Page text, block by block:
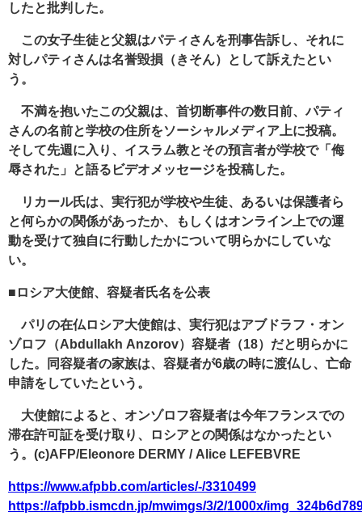
したと批判した。
この女子生徒と父親はパティさんを刑事告訴し、それに
対しパティさんは名誉毀損（きそん）として訴えたとい
う。
不満を抱いたこの父親は、首切断事件の数日前、パティ
さんの名前と学校の住所をソーシャルメディア上に投稿。
そして先週に入り、イスラム教とその預言者が学校で「侮
辱された」と語るビデオメッセージを投稿した。
リカール氏は、実行犯が学校や生徒、あるいは保護者ら
と何らかの関係があったか、もしくはオンライン上での運
動を受けて独自に行動したかについて明らかにしていな
い。
■ロシア大使館、容疑者氏名を公表
パリの在仏ロシア大使館は、実行犯はアブドラフ・オン
ゾロフ（Abdullakh Anzorov）容疑者（18）だと明らかに
した。同容疑者の家族は、容疑者が6歳の時に渡仏し、亡命
申請をしていたという。
大使館によると、オンゾロフ容疑者は今年フランスでの
滞在許可証を受け取り、ロシアとの関係はなかったとい
う。(c)AFP/Eleonore DERMY / Alice LEFEBVRE
https://www.afpbb.com/articles/-/3310499
https://afpbb.ismcdn.jp/mwimgs/3/2/1000x/